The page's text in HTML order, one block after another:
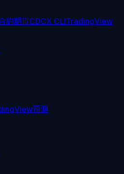
約期貨CDCX CLITradingView
預測